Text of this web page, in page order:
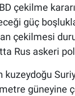
çekilme
güç
çekilmesi
Rus askeri
kuzeydoğu
güneyine